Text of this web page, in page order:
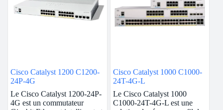
Cisco Catalyst 1200 C1200-
24P-4G
Le Cisco Catalyst 1200-24P-
4G est un commutateur
Cisco Catalyst 1000 C1000-
24T-4G-L
Le Cisco Catalyst 1000
C1000-24T-4G-L est une